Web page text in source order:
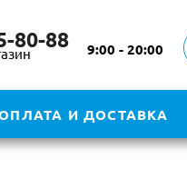
80-88 9:00 - 20:00
И ДОСТАВКА